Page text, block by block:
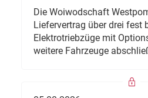
Die Woiwodschaft
Liefervertrag über drei fest
Elektrotriebzüge mit
weitere Fahrzeuge